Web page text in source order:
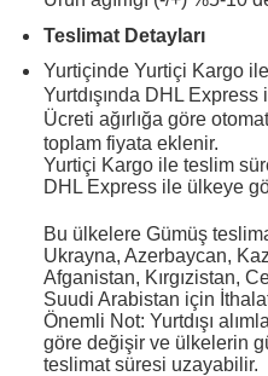
Teslimat Detayları
Yurtiçinde Yurtiçi Kargo
Yurtdışında DHL Express
Ücreti ağırlığa göre
toplam fiyata eklenir.
Yurtiçi Kargo ile teslim
DHL Express ile ülkeye
Bu ülkelere Gümüş
Ukrayna, Azerbaycan,
Afganistan, Kırgızistan,
Suudi Arabistan için
Önemli Not: Yurtdışı
göre değişir ve ülkelerin
teslimat süresi uzayabilir.